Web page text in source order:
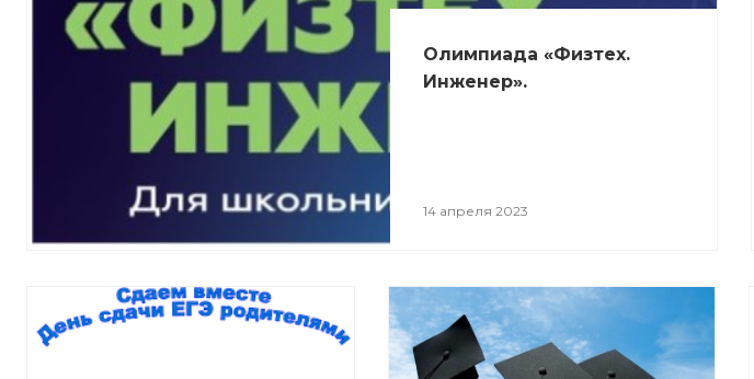
Олимпиадa «Физтех.
Инженер».
14 апреля 2023